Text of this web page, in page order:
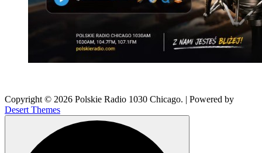
Copyright © 2026 Polskie Radio 1030 Chicago. | Powered by
Desert Themes